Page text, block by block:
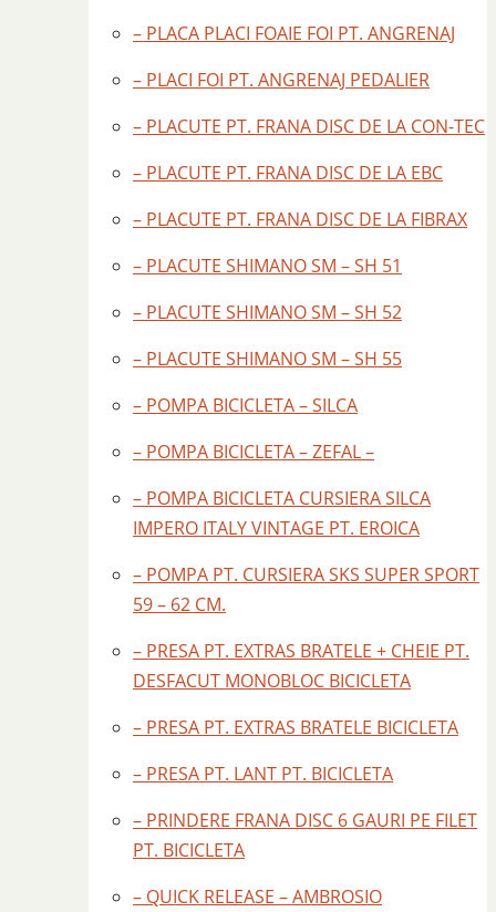
– PLACA PLACI FOAIE FOI PT. ANGRENAJ
– PLACI FOI PT. ANGRENAJ PEDALIER
– PLACUTE PT. FRANA DISC DE LA CON-TEC
– PLACUTE PT. FRANA DISC DE LA EBC
– PLACUTE PT. FRANA DISC DE LA FIBRAX
– PLACUTE SHIMANO SM – SH 51
– PLACUTE SHIMANO SM – SH 52
– PLACUTE SHIMANO SM – SH 55
– POMPA BICICLETA – SILCA
– POMPA BICICLETA – ZEFAL –
– POMPA BICICLETA CURSIERA SILCA
IMPERO ITALY VINTAGE PT. EROICA
– POMPA PT. CURSIERA SKS SUPER SPORT
59 – 62 CM.
– PRESA PT. EXTRAS BRATELE + CHEIE PT.
DESFACUT MONOBLOC BICICLETA
– PRESA PT. EXTRAS BRATELE BICICLETA
– PRESA PT. LANT PT. BICICLETA
– PRINDERE FRANA DISC 6 GAURI PE FILET
PT. BICICLETA
– QUICK RELEASE – AMBROSIO